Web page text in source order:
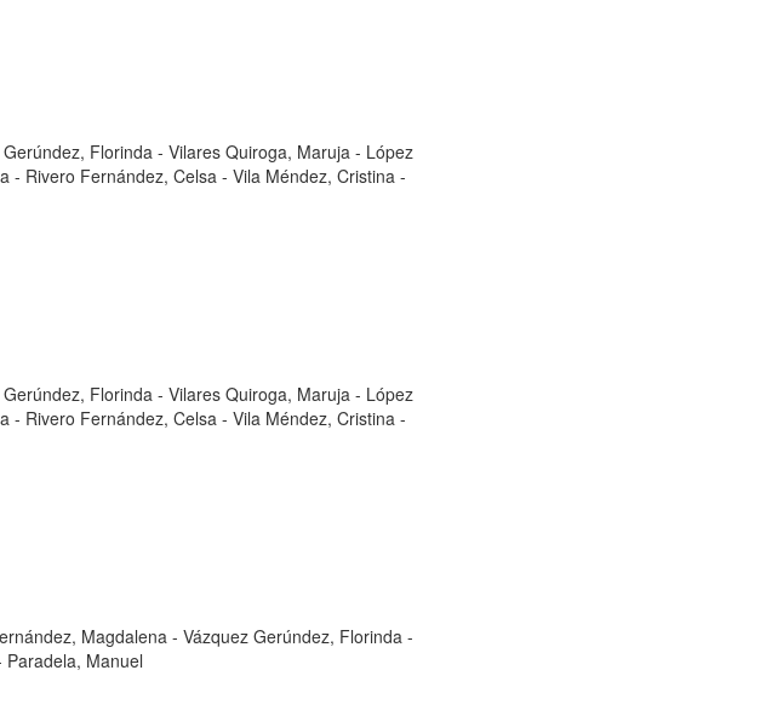
Florinda - Vilares Quiroga, Maruja - López
- Rivero Fernández, Celsa - Vila Méndez, Cristina -
Florinda - Vilares Quiroga, Maruja - López
- Rivero Fernández, Celsa - Vila Méndez, Cristina -
Magdalena- Vázquez Gerúndez, Florinda -
Paradela, Manuel